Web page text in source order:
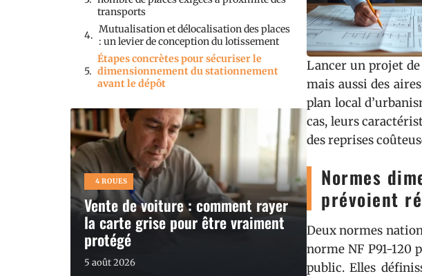
transports
Mutualisation et délocalisation des places
: un levier de conception du lotissement
Étapes concrètes pour sécuriser le
dimensionnement du stationnement
avant le dépôt
4 ROUES
Vente de voiture : comment rayer
la carte grise pour être vraiment
protégé
5 août 2026
Lancer un projet de
mais aussi des
plan local
cas, leurs
des reprises
Normes
prévoient
Deux normes
norme NF P91-120
public. Elles